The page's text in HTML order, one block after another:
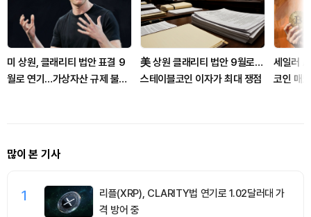
미 상원, 클래리티 법안 표결 9
월로 연기…가상자산 규제 불확
美 상원 클래리티 법안 9월로…
스테이블코인 이자가 최대 쟁점
세일러
코인 매
많이 본 기사
1
리플(XRP), CLARITY법 연기로 1.02달러대 가
격 방어 중